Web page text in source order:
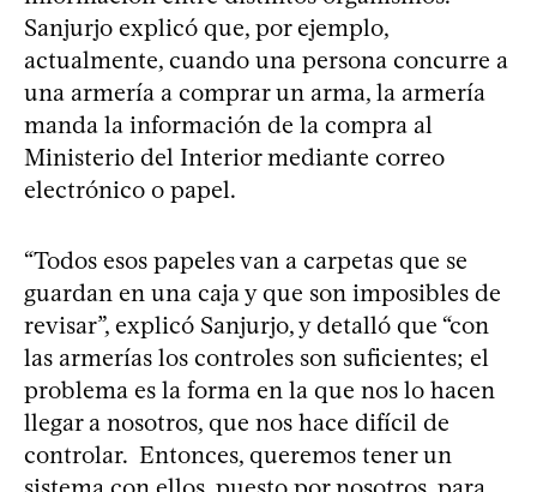
Sanjurjo explicó que, por ejemplo,
actualmente, cuando una persona concurre a
una armería a comprar un arma, la armería
manda la información de la compra al
Ministerio del Interior mediante correo
electrónico o papel.
“Todos esos papeles van a carpetas que se
guardan en una caja y que son imposibles de
revisar”, explicó Sanjurjo, y detalló que “con
las armerías los controles son suficientes; el
problema es la forma en la que nos lo hacen
llegar a nosotros, que nos hace difícil de
controlar. Entonces, queremos tener un